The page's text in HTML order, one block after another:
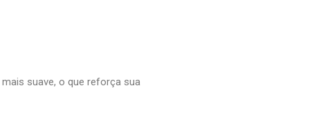
suave, o que reforça sua